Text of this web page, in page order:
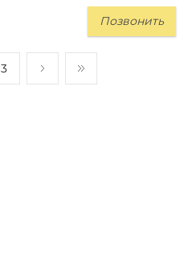
Позвонить
3